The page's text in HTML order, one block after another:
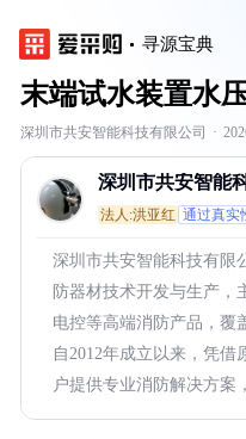
寻源宝典
末端试水装置水
深圳市共安智能科技有限公司 ·
深圳市共安智能
法人:洪亚红 通过真实
深圳市共安智能科技有限
防器材技术开发与生产，
电控等高端消防产品，覆
自2012年成立以来，凭
户提供专业消防解决方案